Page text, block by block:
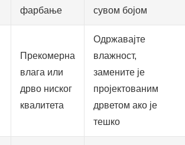
фарбање
сувом бојом
Прекомерна
влага или
дрво ниског
квалитета
Одржавајте
влажност,
замените је
пројектованим
дрветом ако је
тешко